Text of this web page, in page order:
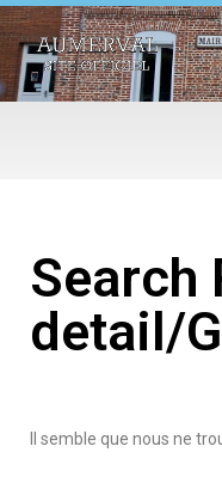
Search
detail/
Il semble que nous ne